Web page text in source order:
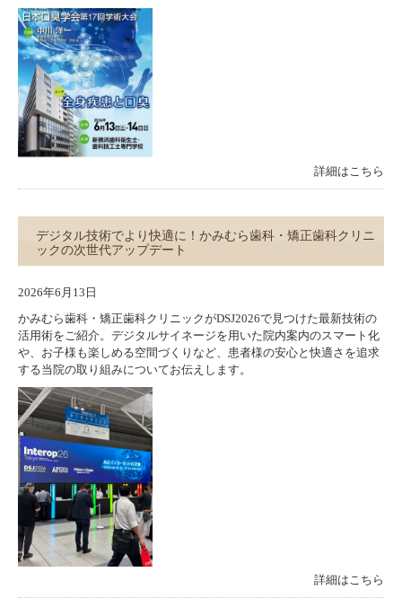
詳細はこちら
デジタル技術でより快適に！かみむら歯科・矯正歯科クリニ
ックの次世代アップデート
2026年6月13日
かみむら歯科・矯正歯科クリニックがDSJ2026で見つけた最新技術の
活用術をご紹介。デジタルサイネージを用いた院内案内のスマート化
や、お子様も楽しめる空間づくりなど、患者様の安心と快適さを追求
する当院の取り組みについてお伝えします。
詳細はこちら